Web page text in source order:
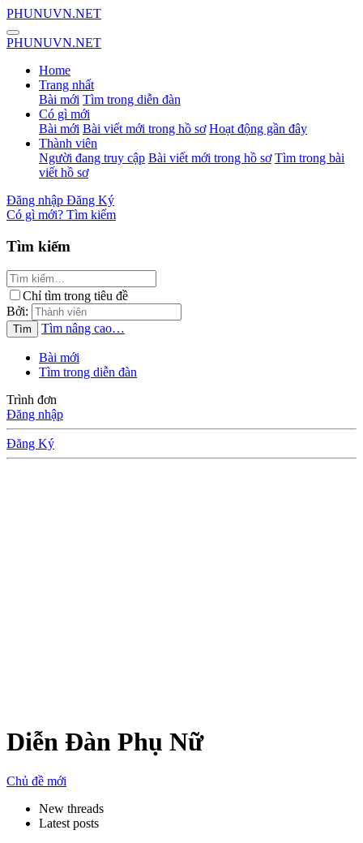
PHUNUVN.NET
PHUNUVN.NET
Home
Trang nhất
Bài mới Tìm trong diễn đàn
Có gì mới
Bài mới Bài viết mới trong hồ sơ Hoạt động gần đây
Thành viên
Người đang truy cập Bài viết mới trong hồ sơ Tìm trong bài
viết hồ sơ
Đăng nhập Đăng Ký
Có gì mới? Tìm kiếm
Tìm kiếm
Chỉ tìm trong tiêu đề
Bởi:
Tìm Tìm nâng cao…
Bài mới
Tìm trong diễn đàn
Trình đơn
Đăng nhập
Đăng Ký
Diễn Đàn Phụ Nữ
Chủ đề mới
New threads
Latest posts